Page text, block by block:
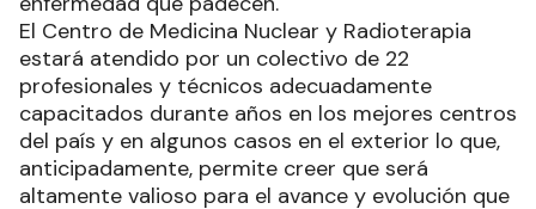
El Centro de Medicina Nuclear y Radioterapia
estará atendido por un colectivo de 22
profesionales y técnicos adecuadamente
capacitados durante años en los mejores centros
del país y en algunos casos en el exterior lo que,
anticipadamente, permite creer que será
altamente valioso para el avance y evolución que